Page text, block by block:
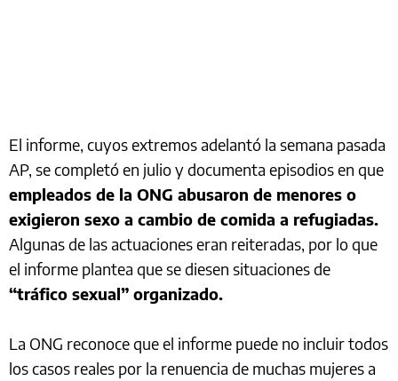
El informe, cuyos extremos adelantó la semana pasada
AP, se completó en julio y documenta episodios en que
empleados de la ONG abusaron de menores o
exigieron sexo a cambio de comida a refugiadas.
Algunas de las actuaciones eran reiteradas, por lo que
el informe plantea que se diesen situaciones de
“tráfico sexual” organizado.
La ONG reconoce que el informe puede no incluir todos
los casos reales por la renuencia de muchas mujeres a